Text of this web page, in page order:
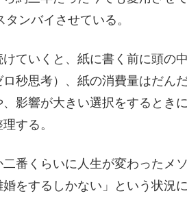
ンバイさせている。
ていくと、紙に書く前に頭の
秒思考）、紙の消費量はだん
影響が大きい選択をするとき
する。
番くらいに人生が変わったメ
をするしかない」という状況